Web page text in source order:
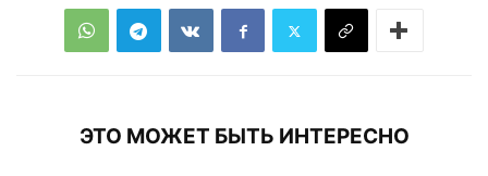
ЭТО МОЖЕТ БЫТЬ ИНТЕРЕСНО